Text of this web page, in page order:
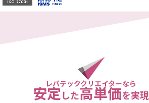
レバテッククリエイターなら
安定した高単価を実現